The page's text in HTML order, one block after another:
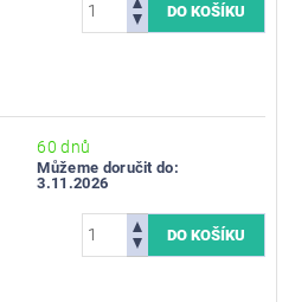
60 dnů
Můžeme doručit do:
3.11.2026